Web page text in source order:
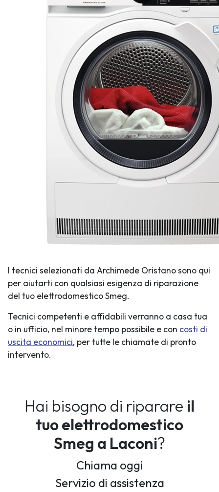
I tecnici selezionati da Archimede Oristano sono qui
per aiutarti con qualsiasi esigenza di riparazione
del tuo elettrodomestico Smeg.
Tecnici competenti e affidabili verranno a casa tua
o in ufficio, nel minore tempo possibile e con costi di
uscita economici, per tutte le chiamate di pronto
intervento.
Hai bisogno di riparare il
tuo elettrodomestico
Smeg a Laconi?
Chiama oggi
Servizio di assistenza